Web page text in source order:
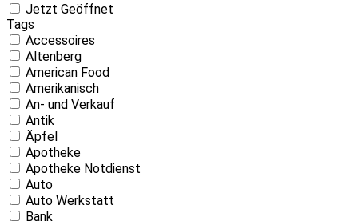
Jetzt Geöffnet
Tags
Accessoires
Altenberg
American Food
Amerikanisch
An- und Verkauf
Antik
Äpfel
Apotheke
Apotheke Notdienst
Auto
Auto Werkstatt
Bank